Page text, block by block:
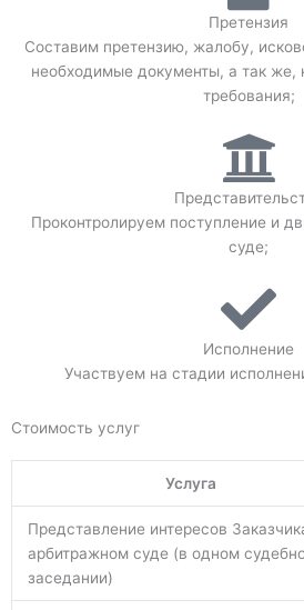
Претензия
Составим претензию, жалобу,
необходимые документы, а так же,
требования;
Проконтролируем поступление и
суде;
Исполнение
Участвуем на стадии
Стоимость услуг
Услуга
Представление интересов
арбитражном суде (в одном
заседании)